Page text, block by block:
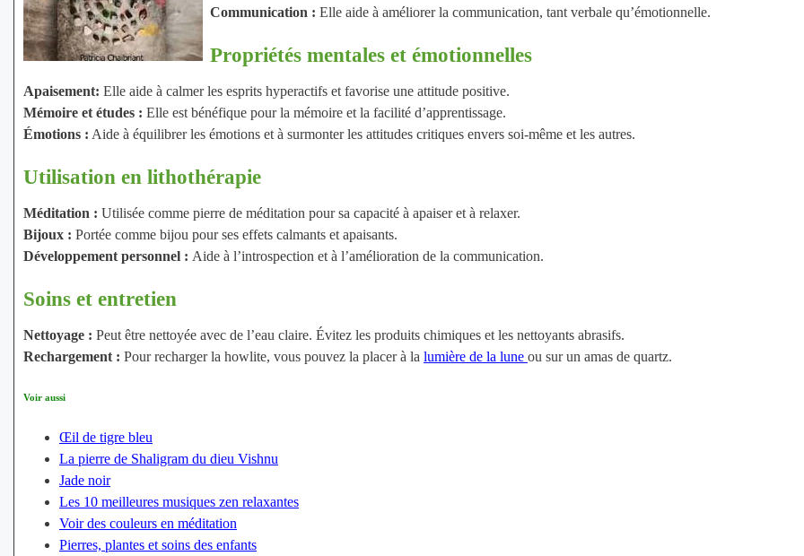
Communication : Elle aide à améliorer la communication, tant verbale qu’émotionnelle.
Propriétés mentales et émotionnelles
Apaisement: Elle aide à calmer les esprits hyperactifs et favorise une attitude positive.
Mémoire et études : Elle est bénéfique pour la mémoire et la facilité d’apprentissage.
Émotions : Aide à équilibrer les émotions et à surmonter les attitudes critiques envers soi-même et les autres.
Utilisation en lithothérapie
Méditation : Utilisée comme pierre de méditation pour sa capacité à apaiser et à relaxer.
Bijoux : Portée comme bijou pour ses effets calmants et apaisants.
Développement personnel : Aide à l’introspection et à l’amélioration de la communication.
Soins et entretien
Nettoyage : Peut être nettoyée avec de l’eau claire. Évitez les produits chimiques et les nettoyants abrasifs.
Rechargement : Pour recharger la howlite, vous pouvez la placer à la lumière de la lune ou sur un amas de quartz.
Voir aussi
Œil de tigre bleu
La pierre de Shaligram du dieu Vishnu
Jade noir
Les 10 meilleures musiques zen relaxantes
Voir des couleurs en méditation
Pierres, plantes et soins des enfants